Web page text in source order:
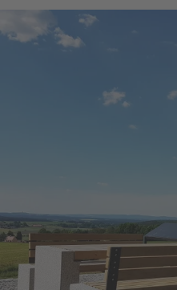
Vulkanismus,
wurden barrierefrei
wird mit dem
regionale
Freistaat Bayern –
Das Projekt hat zum
des beiderseits der
geologischen